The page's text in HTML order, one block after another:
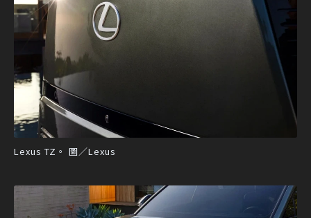
Lexus TZ。 圖／Lexus